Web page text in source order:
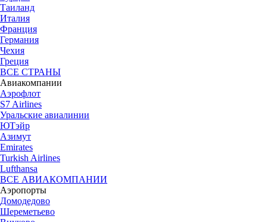
Таиланд
Италия
Франция
Германия
Чехия
Греция
ВСЕ СТРАНЫ
Авиакомпании
Аэрофлот
S7 Airlines
Уральские авиалинии
ЮТэйр
Азимут
Emirates
Turkish Airlines
Lufthansa
ВСЕ АВИАКОМПАНИИ
Аэропорты
Домодедово
Шереметьево